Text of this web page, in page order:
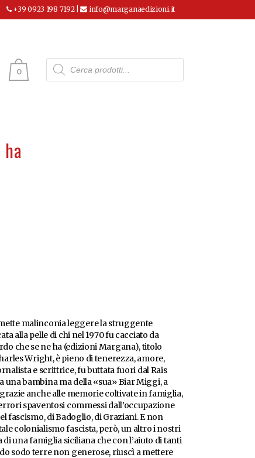
+39 0923 198 7192 | info@marganaedizioni.it
0
Ricerca
prodotti
malinconia leggere la struggente
alla pelle di chi nel 1970 fu cacciato da
che se ne ha (edizioni Margana), titolo
Wright, è pieno di tenerezza, amore,
e scrittrice, fu buttata fuori dal Rais
una bambina ma della «sua» Biar Miggi, a
anche alle memorie coltivate in famiglia,
spaventosi commessi dall’occupazione
fascismo, di Badoglio, di Graziani. E non
colonialismo fascista, però, un altro i nostri
di una famiglia siciliana che con l’aiuto di tanti
sodo terre non generose, riuscì a mettere